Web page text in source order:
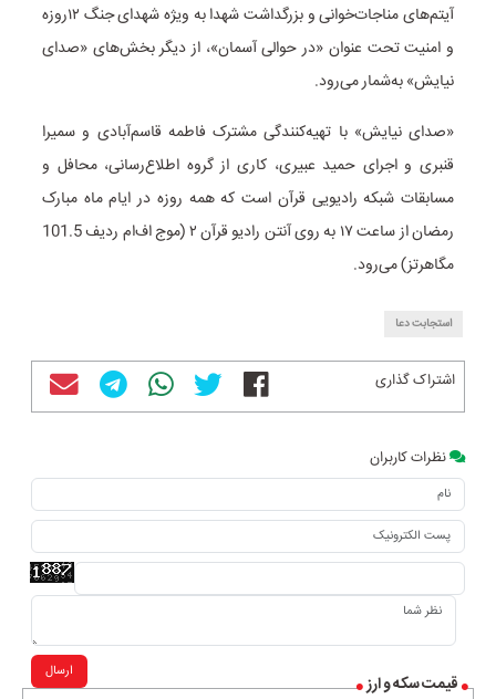
قیمت سکه و ارز
آیتم‌های مناجات‌خوانی و بزرگداشت شهدا به ویژه شهدای جنگ ۱۲روزه
و امنیت تحت عنوان «در حوالی آسمان»، از دیگر بخش‌های «صدای
نیایش» به‌شمار می‌رود.
«صدای نیایش» با تهیه‌کنندگی مشترک فاطمه قاسم‌آبادی و سمیرا
قنبری و اجرای حمید عبیری، کاری از گروه اطلاع‌رسانی،‌ محافل و
مسابقات شبکه رادیویی قرآن است که همه روزه در ایام ماه مبارک
رمضان از ساعت ۱۷ به روی آنتن رادیو قرآن ۲ (موج اف‌ام ردیف 101.5
مگاهرتز) می‌رود.
استجابت دعا
اشتراک گذاری
نظرات کاربران
ارسال